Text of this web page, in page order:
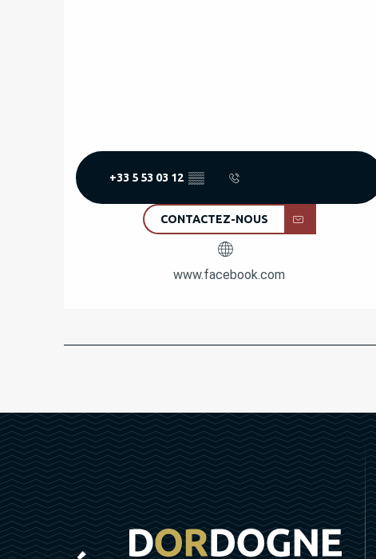
+33 5 53 03 12 ▒▒
CONTACTEZ-NOUS
www.facebook.com